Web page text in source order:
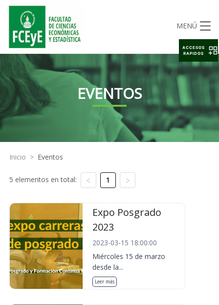
MENÚ
EVENTOS
Inicio > Eventos
5 elementos en total: 1
Expo Posgrado
2023
2023-03-15 18:00:00
Miércoles 15 de marzo
desde la...
Leer más
ACCESOS
RAPIDOS